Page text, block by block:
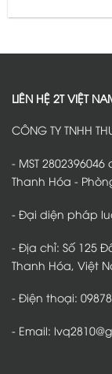
0
LIÊN HỆ 2T VIỆT
CÔNG TY TNHH
- MST
Thanh Hóa -
- Đại diện pháp
- Địa chỉ: Số 125
Thanh Hóa, Việt
- Điện thoại:
- Email: